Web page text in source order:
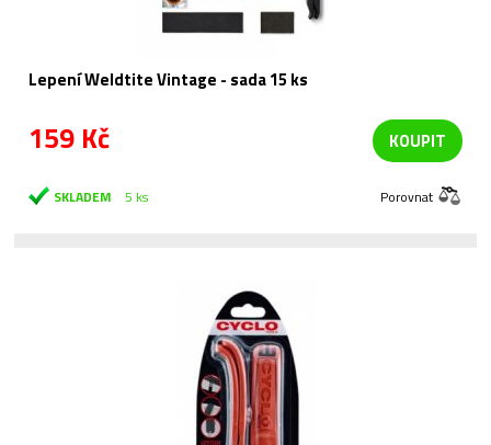
Lepení Weldtite Vintage - sada 15 ks
159 Kč KOUPIT
SKLADEM 5 ks Porovnat